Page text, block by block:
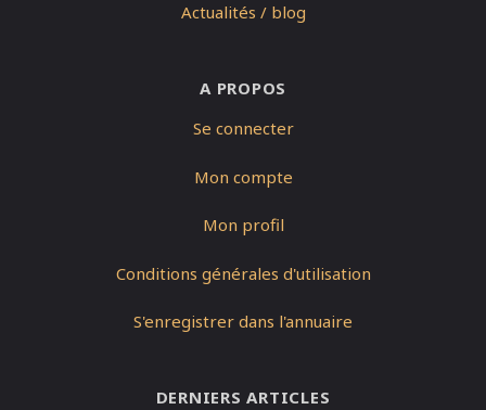
Actualités / blog
A PROPOS
Se connecter
Mon compte
Mon profil
Conditions générales d'utilisation
S'enregistrer dans l'annuaire
DERNIERS ARTICLES